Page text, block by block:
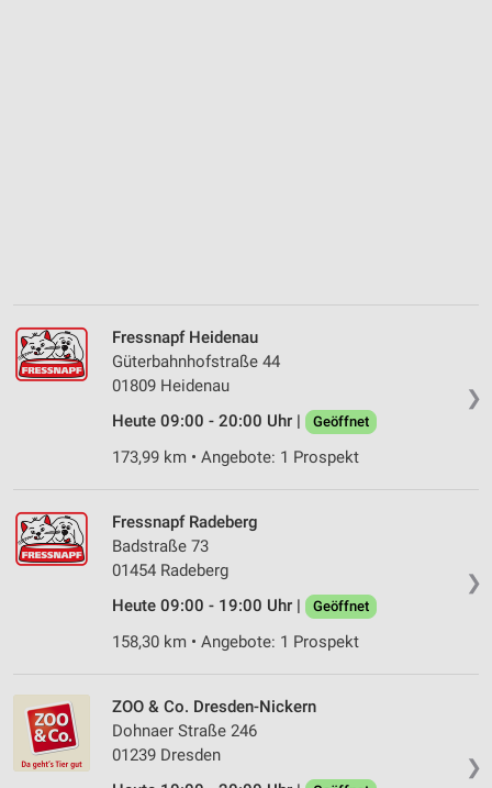
❯
Fressnapf Heidenau
Güterbahnhofstraße 44
01809 Heidenau
Heute 09:00 - 20:00 Uhr |
Geöffnet
173,99 km • Angebote: 1 Prospekt
❯
Fressnapf Radeberg
Badstraße 73
01454 Radeberg
Heute 09:00 - 19:00 Uhr |
Geöffnet
158,30 km • Angebote: 1 Prospekt
❯
ZOO & Co. Dresden-Nickern
Dohnaer Straße 246
01239 Dresden